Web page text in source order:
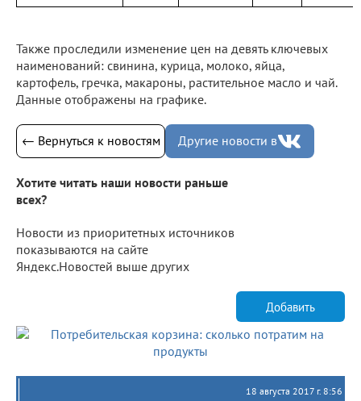
Также проследили изменение цен на девять ключевых
наименований: свинина, курица, молоко, яйца,
картофель, гречка, макароны, растительное масло и чай.
Данные отображены на графике.
← Вернуться к новостям Другие новости в
Хотите читать наши новости раньше
всех?
Новости из приоритетных источников
показываются на сайте
Яндекс.Новостей выше других
Добавить
18 августа 2017 г. 8:56